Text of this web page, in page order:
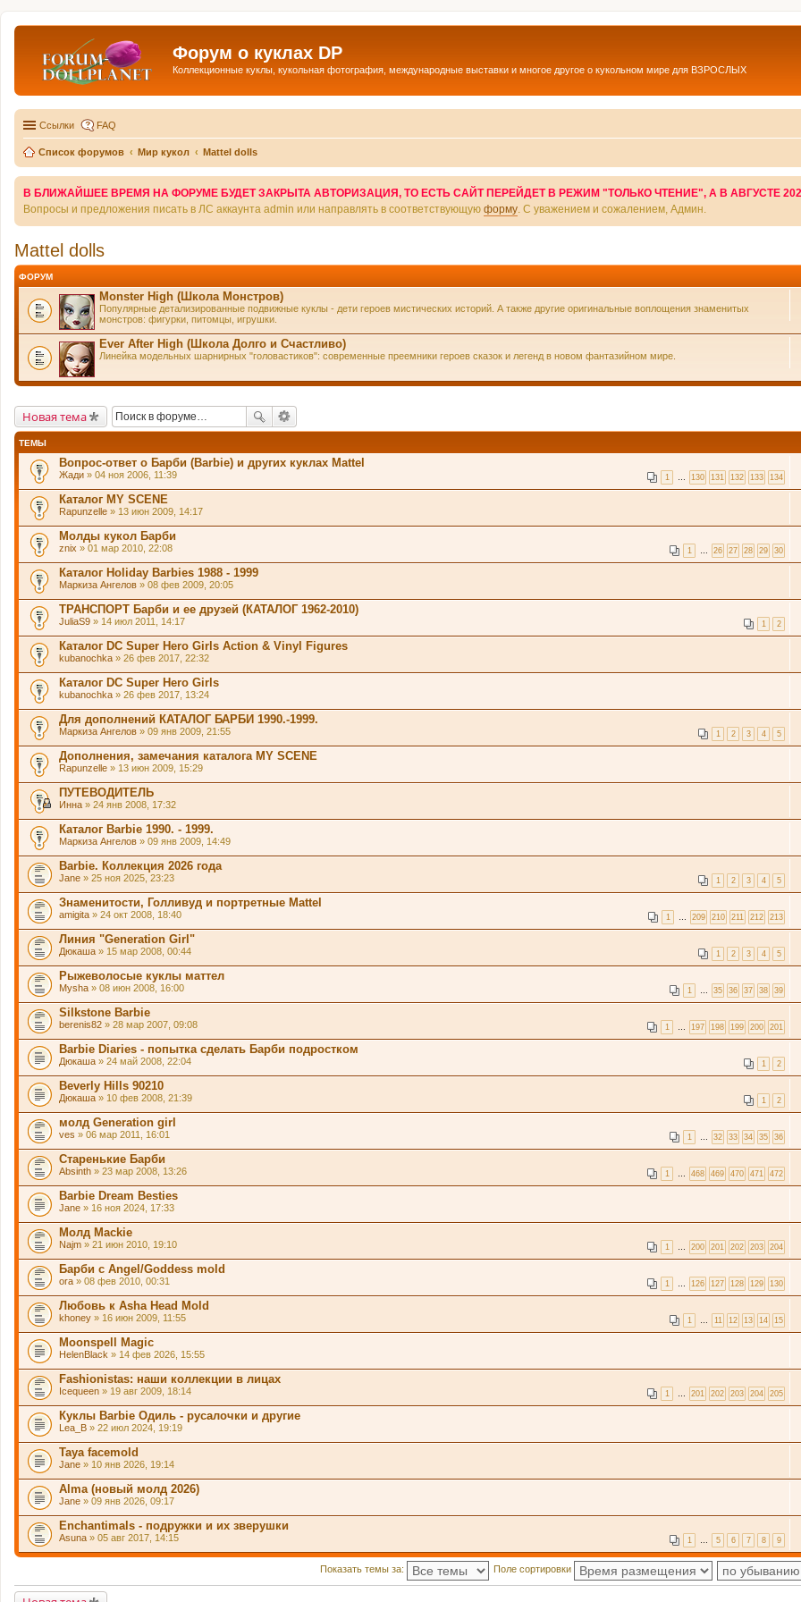
Форум о куклах DP
Коллекционные куклы, кукольная фотография, международные выставки и многое другое о кукольном мире для ВЗРОСЛЫХ
Ссылки FAQ
Список форумов Мир кукол Mattel dolls
В БЛИЖАЙШЕЕ ВРЕМЯ НА ФОРУМЕ БУДЕТ ЗАКРЫТА АВТОРИЗАЦИЯ, ТО ЕСТЬ САЙТ ПЕРЕЙДЕТ В РЕЖИМ "ТОЛЬКО ЧТЕНИЕ", А В АВГУСТЕ
Вопросы и предложения писать в ЛС аккаунта admin или направлять в соответствующую форму . С уважением и сожалением, Админ.
Mattel dolls
ФОРУМ
Monster High (Школа Монстров)
Популярные детализированные подвижные куклы - дети героев мистических историй. А также другие оригинальные воплощения знаменитых
монстров: фигурки, питомцы, игрушки.
Ever After High (Школа Долго и Счастливо)
Линейка модельных шарнирных "головастиков": современные преемники героев сказок и легенд в новом фантазийном мире.
Новая тема
ТЕМЫ
Вопрос-ответ о Барби (Barbie) и других куклах Mattel
1 130 131 132 133 134
Жади » 04 ноя 2006, 11:39
Каталог MY SCENE
Rapunzelle » 13 июн 2009, 14:17
Молды кукол Барби
1 26 27 28 29 30
znix » 01 мар 2010, 22:08
Каталог Holiday Barbies 1988 - 1999
Маркиза Ангелов » 08 фев 2009, 20:05
ТРАНСПОРТ Барби и ее друзей (КАТАЛОГ 1962-2010)
1 2
JuliaS9 » 14 июл 2011, 14:17
Каталог DC Super Hero Girls Action & Vinyl Figures
kubanochka » 26 фев 2017, 22:32
Каталог DC Super Hero Girls
kubanochka » 26 фев 2017, 13:24
Для дополнений КАТАЛОГ БАРБИ 1990.-1999.
1 2 3 4 5
Маркиза Ангелов » 09 янв 2009, 21:55
Дополнения, замечания каталога MY SCENE
Rapunzelle » 13 июн 2009, 15:29
ПУТЕВОДИТЕЛЬ
Инна » 24 янв 2008, 17:32
Каталог Barbie 1990. - 1999.
Маркиза Ангелов » 09 янв 2009, 14:49
Barbie. Коллекция 2026 года
1 2 3 4 5
Jane » 25 ноя 2025, 23:23
Знаменитости, Голливуд и портретные Mattel
1 209 210 211 212 213
amigita » 24 окт 2008, 18:40
Линия "Generation Girl"
1 2 3 4 5
Дюкаша » 15 мар 2008, 00:44
Рыжеволосые куклы маттел
1 35 36 37 38 39
Mysha » 08 июн 2008, 16:00
Silkstone Barbie
1 197 198 199 200 201
berenis82 » 28 мар 2007, 09:08
Barbie Diaries - попытка сделать Барби подростком
1 2
Дюкаша » 24 май 2008, 22:04
Beverly Hills 90210
1 2
Дюкаша » 10 фев 2008, 21:39
молд Generation girl
1 32 33 34 35 36
ves » 06 мар 2011, 16:01
Старенькие Барби
1 468 469 470 471 472
Absinth » 23 мар 2008, 13:26
Barbie Dream Besties
Jane » 16 ноя 2024, 17:33
Молд Mackie
1 200 201 202 203 204
Najm » 21 июн 2010, 19:10
Барби с Angel/Goddess mold
1 126 127 128 129 130
ora » 08 фев 2010, 00:31
Любовь к Asha Head Mold
1 11 12 13 14 15
khoney » 16 июн 2009, 11:55
Moonspell Magic
HelenBlack » 14 фев 2026, 15:55
Fashionistas: наши коллекции в лицах
1 201 202 203 204 205
Icequeen » 19 авг 2009, 18:14
Куклы Barbie Одиль - русалочки и другие
Lea_B » 22 июл 2024, 19:19
Taya facemold
Jane » 10 янв 2026, 19:14
Alma (новый молд 2026)
Jane » 09 янв 2026, 09:17
Enchantimals - подружки и их зверушки
1 5 6 7 8 9
Asuna » 05 авг 2017, 14:15
Показать темы за: Поле сортировки